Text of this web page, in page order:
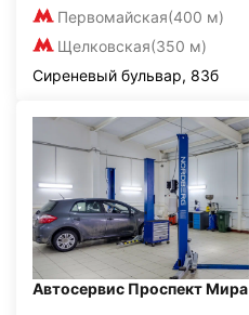
Первомайская(400 м)
Щелковская(350 м)
Сиреневый бульвар, 83б
Автосервис Проспект Мира